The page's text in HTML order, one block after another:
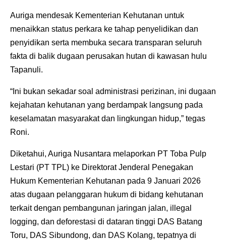
Auriga mendesak Kementerian Kehutanan untuk
menaikkan status perkara ke tahap penyelidikan dan
penyidikan serta membuka secara transparan seluruh
fakta di balik dugaan perusakan hutan di kawasan hulu
Tapanuli.
“Ini bukan sekadar soal administrasi perizinan, ini dugaan
kejahatan kehutanan yang berdampak langsung pada
keselamatan masyarakat dan lingkungan hidup,” tegas
Roni.
Diketahui, Auriga Nusantara melaporkan PT Toba Pulp
Lestari (PT TPL) ke Direktorat Jenderal Penegakan
Hukum Kementerian Kehutanan pada 9 Januari 2026
atas dugaan pelanggaran hukum di bidang kehutanan
terkait dengan pembangunan jaringan jalan, illegal
logging, dan deforestasi di dataran tinggi DAS Batang
Toru, DAS Sibundong, dan DAS Kolang, tepatnya di